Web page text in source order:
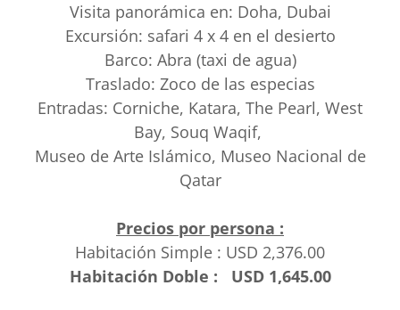
Visita panorámica en: Doha, Dubai
Excursión: safari 4 x 4 en el desierto
Barco: Abra (taxi de agua)
Traslado: Zoco de las especias
Entradas: Corniche, Katara, The Pearl, West
Bay, Souq Waqif,
Museo de Arte Islámico, Museo Nacional de
Qatar
Precios por persona :
Habitación Simple : USD 2,376.00
Habitación Doble : USD 1,645.00